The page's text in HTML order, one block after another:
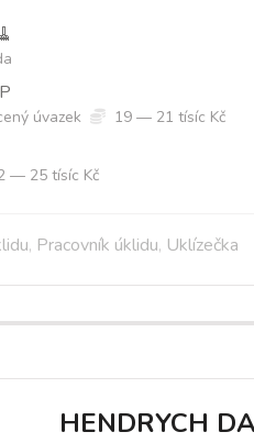
úvazek 19 — 21 tísíc Kč
— 25 tísíc Kč
, Pracovník úklidu, Uklízečka
HENDRYCH